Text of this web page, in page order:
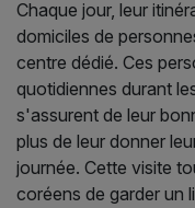
Chaque jour, leur
domiciles de
centre dédié. Ces
quotidiennes durant
s'assurent de leur
plus de leur donner
journée. Cette visite
coréens de garder un